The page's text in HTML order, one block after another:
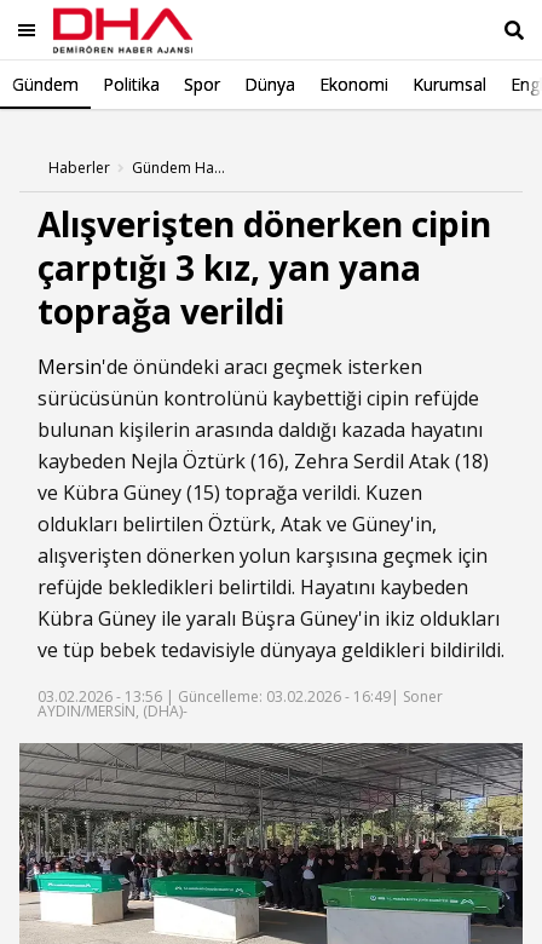
Gündem Politika Spor Dünya Ekonomi Kurumsal
Haberler Gündem Haberleri
Alışverişten dönerken cipin
çarptığı 3 kız, yan yana
toprağa verildi
Mersin'de önündeki aracı geçmek isterken
sürücüsünün kontrolünü kaybettiği cipin refüjde
bulunan kişilerin arasında daldığı kazada hayatını
kaybeden Nejla Öztürk (16), Zehra Serdil Atak (18)
ve Kübra Güney (15) toprağa verildi. Kuzen
oldukları belirtilen Öztürk, Atak ve Güney'in,
alışverişten dönerken yolun karşısına geçmek için
refüjde bekledikleri belirtildi. Hayatını kaybeden
Kübra Güney ile yaralı Büşra Güney'in ikiz oldukları
ve tüp bebek tedavisiyle dünyaya geldikleri bildirildi.
03.02.2026 - 13:56 | Güncelleme: 03.02.2026 - 16:49| Soner
AYDIN/MERSİN, (DHA)-